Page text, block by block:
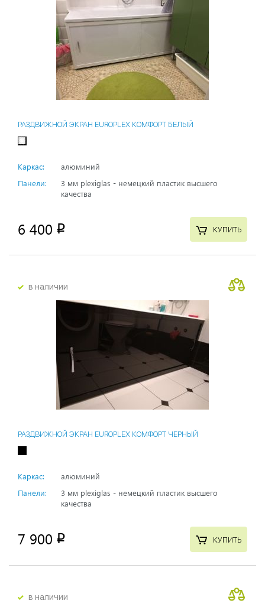
РАЗДВИЖНОЙ ЭКРАН EUROPLEX КОМФОРТ БЕЛЫЙ
Каркас:
алюминий
Панели:
3 мм plexiglas - немецкий пластик высшего
качества
6 400 p КУПИТЬ
в наличии
РАЗДВИЖНОЙ ЭКРАН EUROPLEX КОМФОРТ ЧЕРНЫЙ
Каркас:
алюминий
Панели:
3 мм plexiglas - немецкий пластик высшего
качества
7 900 p КУПИТЬ
в наличии